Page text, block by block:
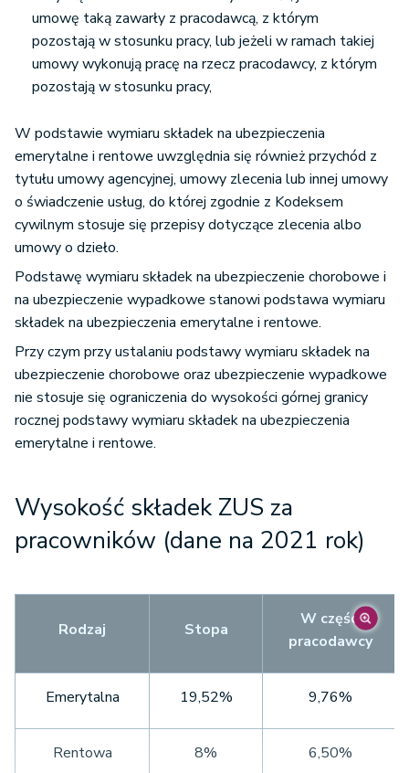
umowę taką zawarły z pracodawcą, z którym
pozostają w stosunku pracy, lub jeżeli w ramach takiej
umowy wykonują pracę na rzecz pracodawcy, z którym
pozostają w stosunku pracy,
W podstawie wymiaru składek na ubezpieczenia
emerytalne i rentowe uwzględnia się również przychód z
tytułu umowy agencyjnej, umowy zlecenia lub innej umowy
o świadczenie usług, do której zgodnie z Kodeksem
cywilnym stosuje się przepisy dotyczące zlecenia albo
umowy o dzieło.
Podstawę wymiaru składek na ubezpieczenie chorobowe i
na ubezpieczenie wypadkowe stanowi podstawa wymiaru
składek na ubezpieczenia emerytalne i rentowe.
Przy czym przy ustalaniu podstawy wymiaru składek na
ubezpieczenie chorobowe oraz ubezpieczenie wypadkowe
nie stosuje się ograniczenia do wysokości górnej granicy
rocznej podstawy wymiaru składek na ubezpieczenia
emerytalne i rentowe.
Wysokość składek ZUS za
pracowników (dane na 2021 rok)
Rodzaj Stopa
W części
pracodawcy
Emerytalna 19,52% 9,76%
Rentowa 8% 6,50%